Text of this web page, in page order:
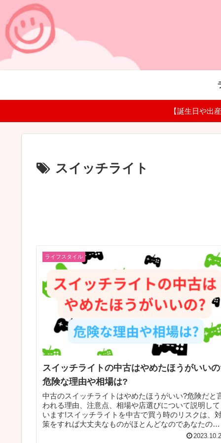
【誕生日や出
スイッチライト
ライフスタイル
スイッチライトの中古はやめたほうがいい
危険な理由や相場は?
中古のスイッチライトはやめたほうがいい?危険だと
われる理由、注意点、相場や店選びについて説明して
います!スイッチライトを中古で買う時のリスクは、
策をすれば大丈夫なものがほとんどなのであなたの安
心なお買い物のお手伝いができれば嬉しいです。